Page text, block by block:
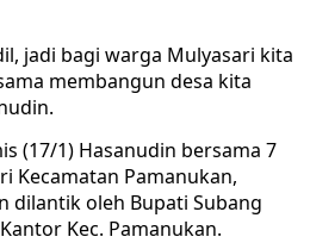
jadi bagi warga Mulyasari kita
membangun desa kita
(17/1) Hasanudin bersama 7
Kecamatan Pamanukan,
dilantik oleh Bupati Subang
Kec. Pamanukan.